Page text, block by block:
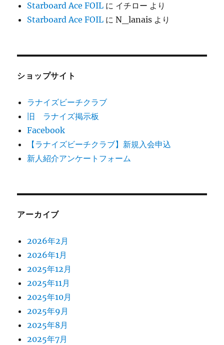
Starboard Ace FOIL に イチロー より
Starboard Ace FOIL にN_lanais より
ショップサイト
ラナイズビーチクラブ
旧 ラナイズ掲示板
Facebook
【ラナイズビーチクラブ】新規入会申込
新人紹介アンケートフォーム
アーカイブ
2026年2月
2026年1月
2025年12月
2025年11月
2025年10月
2025年9月
2025年8月
2025年7月